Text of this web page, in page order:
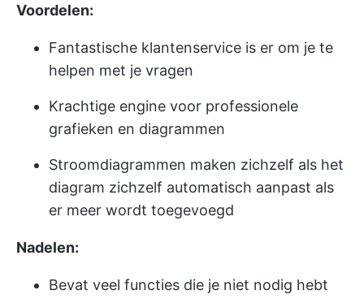
Voordelen:
Fantastische klantenservice is er om je te
helpen met je vragen
Krachtige engine voor professionele
grafieken en diagrammen
Stroomdiagrammen maken zichzelf als het
diagram zichzelf automatisch aanpast als
er meer wordt toegevoegd
Nadelen:
Bevat veel functies die je niet nodig hebt